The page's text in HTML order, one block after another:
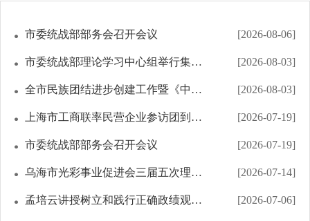
[2026-08-06]
市委统战部部务会召开会议
[2026-08-03]
市委统战部理论学习中心组举行集体学习
[2026-08-03]
全市民族团结进步创建工作暨《中华人民共和国民族团结进步促进法》专题培训班举办
[2026-07-19]
上海市工商联率民营企业参访团到乌海市考察调研
[2026-07-19]
市委统战部部务会召开会议
[2026-07-14]
乌海市光彩事业促进会三届五次理事会召开
[2026-07-06]
孟培云讲授树立和践行正确政绩观专题党课